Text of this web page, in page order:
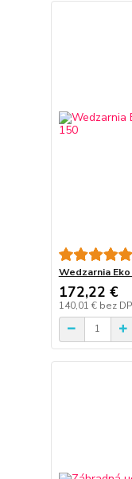
Wedzarnia
172,22 €
140,01 € bez